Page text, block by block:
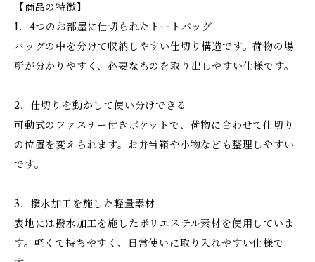
【商品の特徴】
1．4つのお部屋に仕切られたトートバッグ
バッグの中を分けて収納しやすい仕切り構造です。荷物の場
所が分かりやすく、必要なものを取り出しやすい仕様です。
2．仕切りを動かして使い分けできる
可動式のファスナー付きポケットで、荷物に合わせて仕切り
の位置を変えられます。お弁当箱や小物なども整理しやすい
です。
3．撥水加工を施した軽量素材
表地には撥水加工を施したポリエステル素材を使用していま
す。軽くて持ちやすく、日常使いに取り入れやすい仕様で